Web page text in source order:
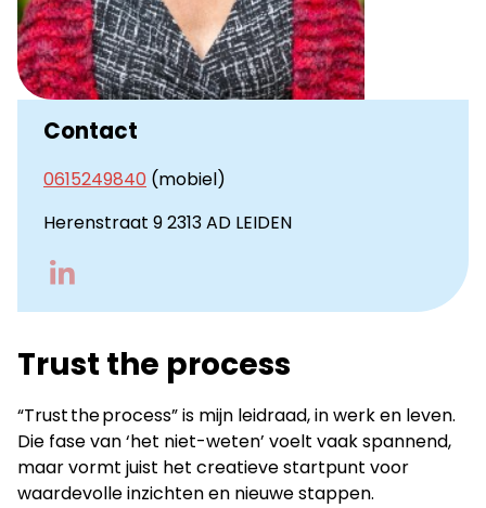
Contact
0615249840 (mobiel)
Herenstraat 9 2313 AD LEIDEN
Trust the process
“Trust the process” is mijn leidraad, in werk en leven.
Die fase van ‘het niet-weten’ voelt vaak spannend,
maar vormt juist het creatieve startpunt voor
waardevolle inzichten en nieuwe stappen.